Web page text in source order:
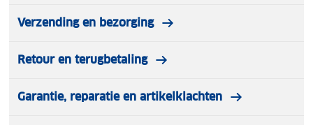
Verzending en bezorging
Retour en terugbetaling
Garantie, reparatie en artikelklachten